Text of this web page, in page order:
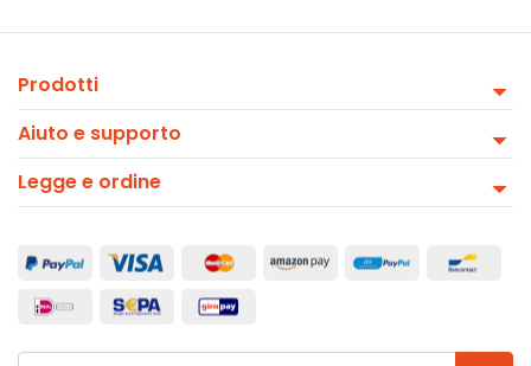
Prodotti
Aiuto e supporto
Legge e ordine